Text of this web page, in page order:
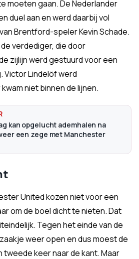
moeten gaan. De Nederlander
duel aan en werd daarbij vol
Brentford-speler Kevin Schade.
verdediger, die door
zijlijn werd gestuurd voor een
Victor Lindelöf werd
niet binnen de lijnen.
kan opgelucht ademhalen na
een zege met Manchester
United kozen niet voor een
om de boel dicht te nieten. Dat
Tegen het einde van de
weer open en dus moest de
tweede keer naar de kant. Maar